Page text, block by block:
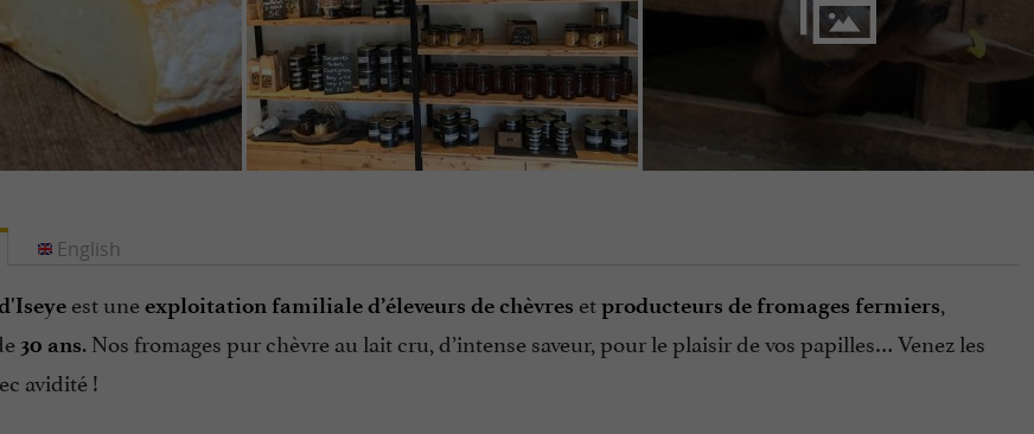
est uneexploitation familiale d’éleveurs de chèvres etproducteurs de fromages fermiers,
30 ans. Nos fromages pur chèvre au lait cru, d’intense saveur, pour le plaisir de vos papilles… Venez les
avidité !
English